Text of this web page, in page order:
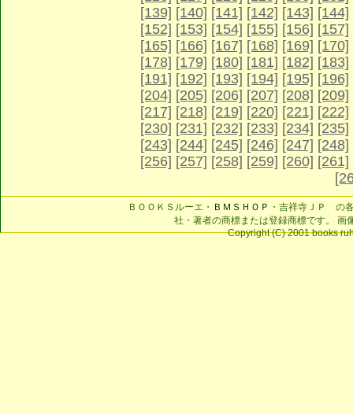
[139] [140] [141] [142] [143] [144]
[152] [153] [154] [155] [156] [157]
[165] [166] [167] [168] [169] [170]
[178] [179] [180] [181] [182] [183]
[191] [192] [193] [194] [195] [196]
[204] [205] [206] [207] [208] [209]
[217] [218] [219] [220] [221] [222]
[230] [231] [232] [233] [234] [235]
[243] [244] [245] [246] [247] [248]
[256] [257] [258] [259] [260] [261]
ＢＯＯＫＳルーエ・ ＢＭＳＨＯＰ ・吉祥寺ＪＰ の
社・著者の商標または登録商標です。 画
Copyright (C) 2001 books